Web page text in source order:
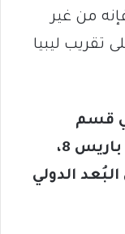
من غير
تقريب ليبيا
قسم
الجغرافيا السياسية في جامعة باريس 8،
الدولي